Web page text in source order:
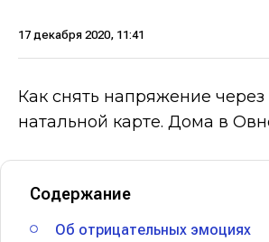
17 декабря 2020, 11:41
Как снять напряжение через
натальной карте. Дома в
Содержание
Об отрицательных эмоциях